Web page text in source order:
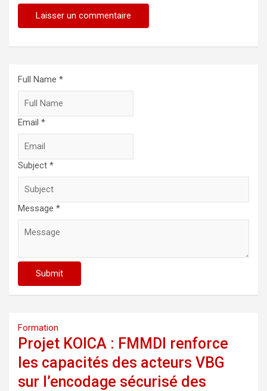
Full Name *
Email *
Subject *
Message *
Submit
Formation
Projet KOICA : FMMDI renforce
les capacités des acteurs VBG
sur l’encodage sécurisé des